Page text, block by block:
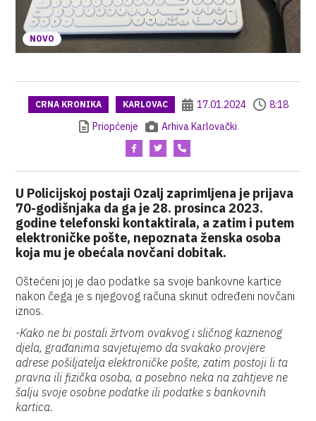
NOVO
CRNA KRONIKA KARLOVAC 17.01.2024
8:18
Priopćenje
Arhiva Karlovački
U Policijskoj postaji Ozalj zaprimljena je prijava
70-godišnjaka da ga je 28. prosinca 2023.
godine telefonski kontaktirala, a zatim i putem
elektroničke pošte, nepoznata ženska osoba
koja mu je obećala novčani dobitak.
Oštećeni joj je dao podatke sa svoje bankovne kartice
nakon čega je s njegovog računa skinut određeni novčani
iznos.
-Kako ne bi postali žrtvom ovakvog i sličnog kaznenog
djela, građanima savjetujemo da svakako provjere
adrese pošiljatelja elektroničke pošte, zatim postoji li ta
pravna ili fizička osoba, a posebno neka na zahtjeve ne
šalju svoje osobne podatke ili podatke s bankovnih
kartica.